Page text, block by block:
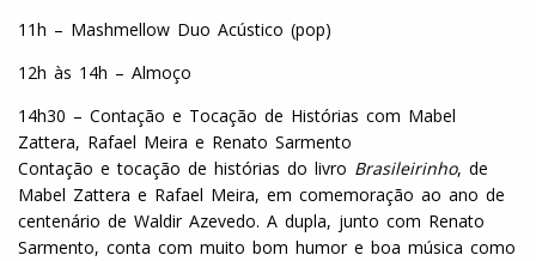
11h – Mashmellow Duo Acústico (pop)
12h às 14h – Almoço
14h30 – Contação e Tocação de Histórias com Mabel
Zattera, Rafael Meira e Renato Sarmento
Contação e tocação de histórias do livro Brasileirinho, de
Mabel Zattera e Rafael Meira, em comemoração ao ano de
centenário de Waldir Azevedo. A dupla, junto com Renato
Sarmento, conta com muito bom humor e boa música como